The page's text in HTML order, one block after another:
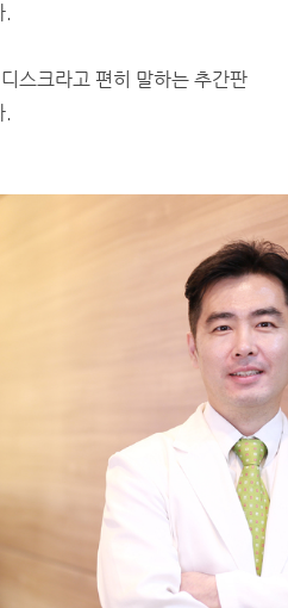
.
스크라고 편히 말하는 추간판
.